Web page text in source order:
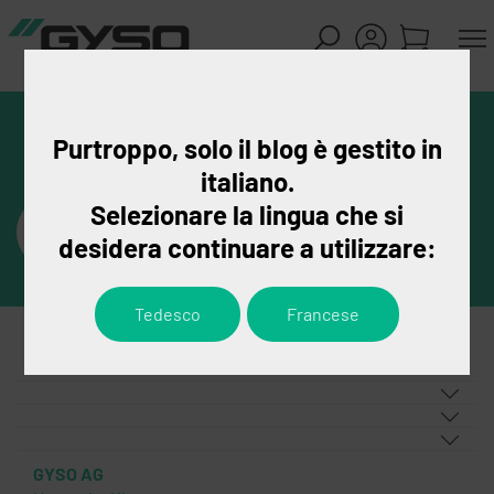
GYSO AG
Purtroppo, solo il blog è gestito in
italiano.
Selezionare la lingua che si
desidera continuare a utilizzare:
Tedesco Francese